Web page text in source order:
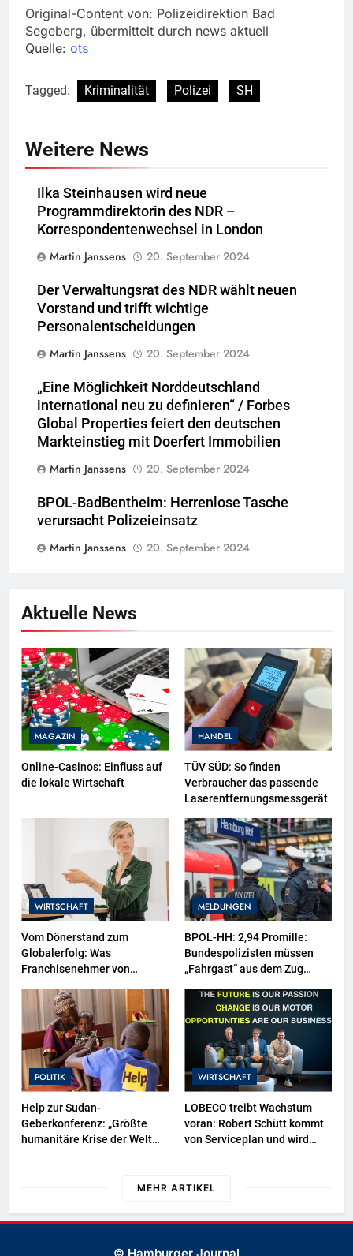
Original-Content von: Polizeidirektion Bad
Segeberg, übermittelt durch news aktuell
Quelle: ots
Tagged: Kriminalität Polizei SH
Weitere News
Ilka Steinhausen wird neue
Programmdirektorin des NDR –
Korrespondentenwechsel in London
Martin Janssens
20. September 2024
Der Verwaltungsrat des NDR wählt neuen
Vorstand und trifft wichtige
Personalentscheidungen
Martin Janssens
20. September 2024
„Eine Möglichkeit Norddeutschland
international neu zu definieren“ / Forbes
Global Properties feiert den deutschen
Markteinstieg mit Doerfert Immobilien
Martin Janssens
20. September 2024
BPOL-BadBentheim: Herrenlose Tasche
verursacht Polizeieinsatz
Martin Janssens
20. September 2024
Aktuelle News
MAGAZIN
Online-Casinos: Einfluss auf
die lokale Wirtschaft
HANDEL
TÜV SÜD: So finden
Verbraucher das passende
Laserentfernungsmessgerät
WIRTSCHAFT
Vom Dönerstand zum
Globalerfolg: Was
Franchisenehmer von
MELDUNGEN
BPOL-HH: 2,94 Promille:
Bundespolizisten müssen
„Fahrgast“ aus dem Zug
POLITIK
Help zur Sudan-
Geberkonferenz: „Größte
humanitäre Krise der Welt
WIRTSCHAFT
LOBECO treibt Wachstum
voran: Robert Schütt kommt
von Serviceplan und wird
MEHR ARTIKEL
© Hamburger Journal